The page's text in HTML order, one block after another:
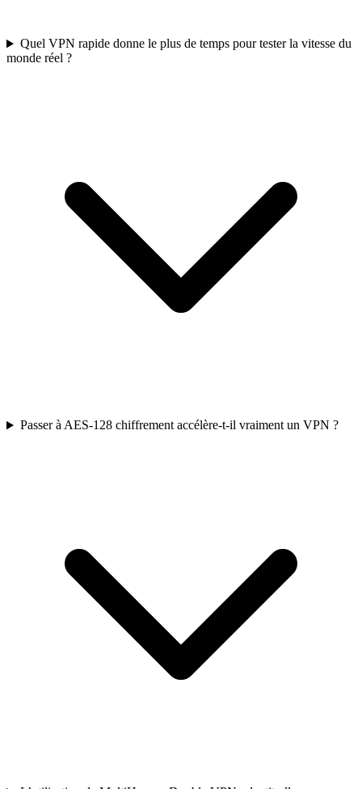
Quel VPN rapide donne le plus de temps pour tester la vitesse du
monde réel ?
Passer à AES-128 chiffrement accélère-t-il vraiment un VPN ?